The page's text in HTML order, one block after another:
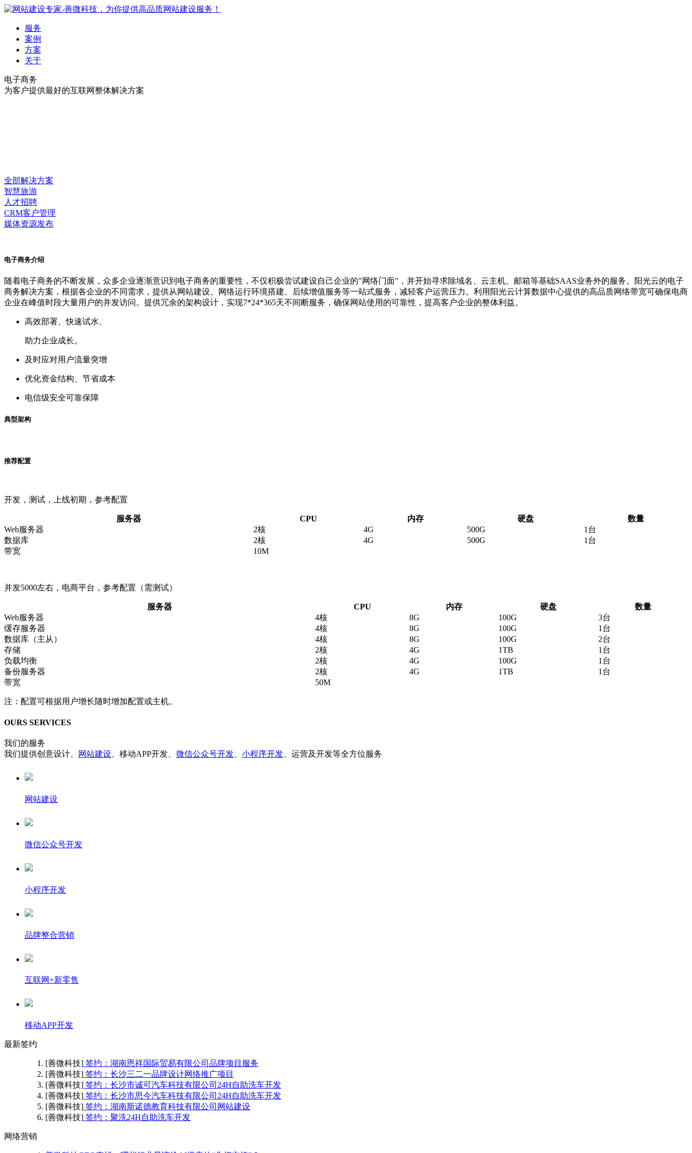
服务
案例
方案
关于
电子商务
为客户提供最好的互联网整体解决方案
全部解决方案
智慧旅游
人才招聘
CRM客户管理
媒体资源发布
电子商务介绍
随着电子商务的不断发展，众多企业逐渐意识到电子商务的重要性，不仅积极尝试建设自己企业的"网络门面"，并开始寻求除域名、云主机、邮箱等基础SAAS业务外的服务。阳光云的电子
商务解决方案，根据各企业的不同需求，提供从网站建设、网络运行环境搭建、后续增值服务等一站式服务，减轻客户运营压力。利用阳光云计算数据中心提供的高品质网络带宽可确保电商
企业在峰值时段大量用户的并发访问。提供冗余的架构设计，实现7*24*365天不间断服务，确保网站使用的可靠性，提高客户企业的整体利益。
高效部署、快速试水、
助力企业成长。
及时应对用户流量突增
优化资金结构、节省成本
电信级安全可靠保障
典型架构
推荐配置
开发，测试，上线初期，参考配置
服务器 CPU 内存 硬盘
数量
Web服务器
2核 4G 500G
1台
数据库
2核 4G 500G
1台
带宽
10M
并发5000左右，电商平台，参考配置（需测试）
服务器 CPU 内存 硬盘
数量
Web服务器
4核 8G 100G
3台
缓存服务器
4核 8G 100G
1台
数据库（主从）
4核 8G 100G
2台
存储
2核 4G 1TB
1台
负载均衡
2核 4G 100G
1台
备份服务器
2核 4G 1TB
1台
带宽
50M
注：配置可根据用户增长随时增加配置或主机。
OURS SERVICES
我们的服务
我们提供创意设计、
网站建设 、移动APP开发、 微信公众号开发 小程序开发 、运营及开发等全方位服务
网站建设
微信公众号开发
小程序开发
品牌整合营销
互联网+新零售
移动APP开发
最新签约
[善微科技] 签约：湖南恩祥国际贸易有限公司品牌项目服务
[善微科技] 签约：长沙三二一品牌设计网络推广项目
[善微科技] 签约：长沙市诚可汽车科技有限公司24H自助洗车开发
[善微科技] 签约：长沙市思今汽车科技有限公司24H自助洗车开发
[善微科技] 签约：湖南斯诺德教育科技有限公司网站建设
[善微科技] 签约：聚洗24H自助洗车开发
网络营销